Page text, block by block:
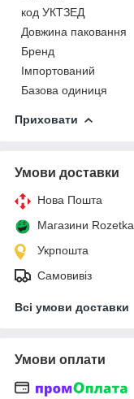
код УКТЗЕД
Довжина паковання
Бренд
Імпортований
Базова одиниця
Приховати
Умови доставки
Нова Пошта
Магазини Rozetka
Укрпошта
Самовивіз
Всі умови доставки
Умови оплати